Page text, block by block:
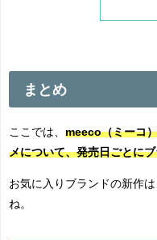
まとめ
ここでは、 meeco（ミーコ
メについて、発売日ごとに
お気に入りブランドの新作
ね。